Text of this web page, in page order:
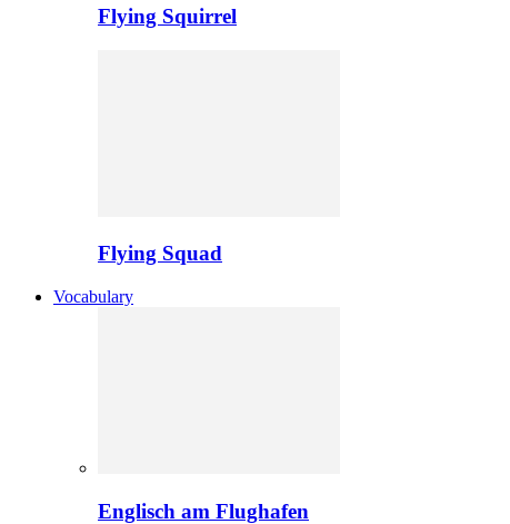
Flying Squirrel
Flying Squad
Vocabulary
Englisch am Flughafen